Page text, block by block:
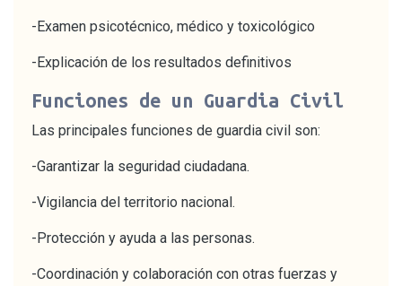
-Examen psicotécnico, médico y toxicológico
-Explicación de los resultados definitivos
Funciones de un Guardia Civil
Las principales funciones de guardia civil son:
-Garantizar la seguridad ciudadana.
-Vigilancia del territorio nacional.
-Protección y ayuda a las personas.
-Coordinación y colaboración con otras fuerzas y